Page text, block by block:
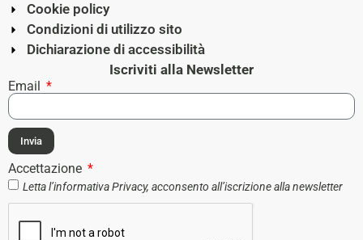
Cookie policy
Condizioni di utilizzo sito
Dichiarazione di accessibilità
Iscriviti alla Newsletter
Email
Accettazione
Letta l’informativaPrivacy, acconsento all’iscrizione alla newsletter
Invia